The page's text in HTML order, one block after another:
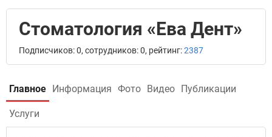
Стоматология «Ева Дент»
Подписчиков: 0, сотрудников: 0, рейтинг:2387
Главное Информация Фото Видео Публикации
Услуги